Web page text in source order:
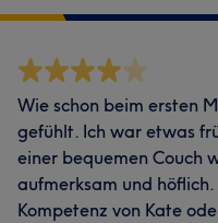
Wie schon beim ersten
gefühlt. Ich war etwas
einer bequemen Couch
aufmerksam und
Kompetenz von Kate